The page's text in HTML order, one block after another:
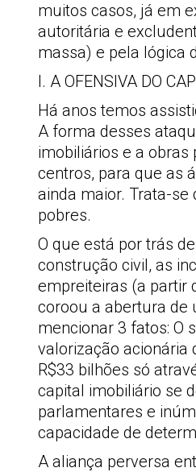
muitos casos, já em
autoritária e
massa) e pela lógica
I. A OFENSIVA DO
Há anos temos
A forma desses
imobiliários e a
centros, para que as
ainda maior. Trata-se
pobres.
O que está por trás
construção civil, as
empreiteiras (a partir
coroou a abertura de
mencionar 3 fatos: O
valorização acionária
R$33 bilhões só
capital imobiliário se
parlamentares e
capacidade de
A aliança perversa